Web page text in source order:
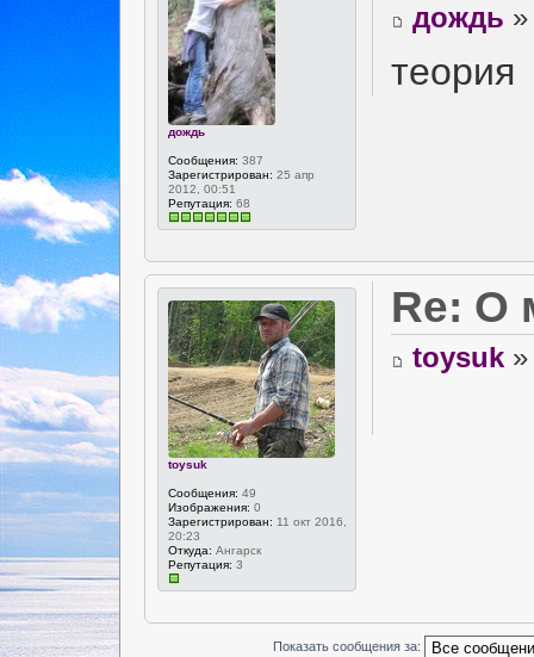
дождь
Сообщения: 387
Зарегистрирован: 25 апр
2012, 00:51
Репутация: 68
дождь
теория
toysuk
Сообщения: 49
Изображения: 0
Зарегистрирован: 11 окт 2016,
20:23
Откуда: Ангарск
Репутация: 3
Re: О
toysuk
Показать сообщения за: